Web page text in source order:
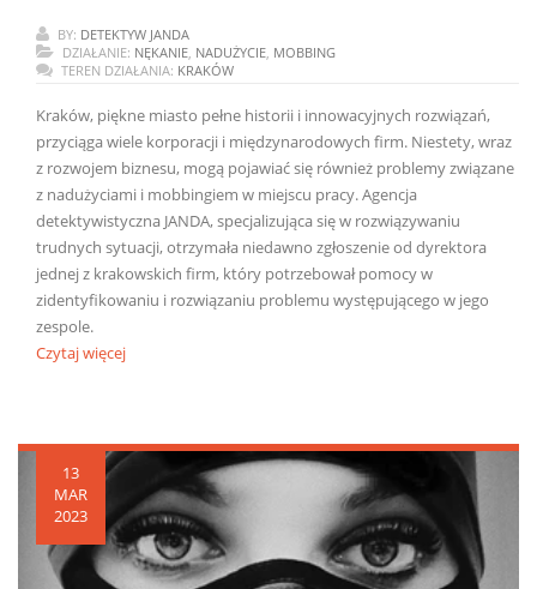
BY: DETEKTYW JANDA
DZIAŁANIE: NĘKANIE, NADUŻYCIE, MOBBING
TEREN DZIAŁANIA: KRAKÓW
Kraków, piękne miasto pełne historii i innowacyjnych rozwiązań,
przyciąga wiele korporacji i międzynarodowych firm. Niestety, wraz
z rozwojem biznesu, mogą pojawiać się również problemy związane
z nadużyciami i mobbingiem w miejscu pracy. Agencja
detektywistyczna JANDA, specjalizująca się w rozwiązywaniu
trudnych sytuacji, otrzymała niedawno zgłoszenie od dyrektora
jednej z krakowskich firm, który potrzebował pomocy w
zidentyfikowaniu i rozwiązaniu problemu występującego w jego
zespole.
Czytaj więcej
13
MAR
2023